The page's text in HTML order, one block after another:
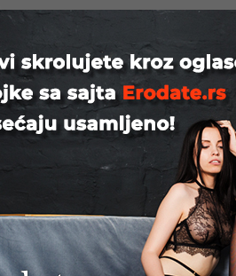
prijatna dama!
Pederi blok. 064/...